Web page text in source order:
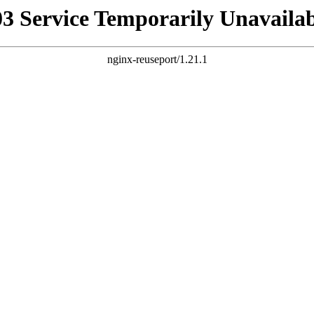
Service Temporarily
nginx-reuseport/1.21.1